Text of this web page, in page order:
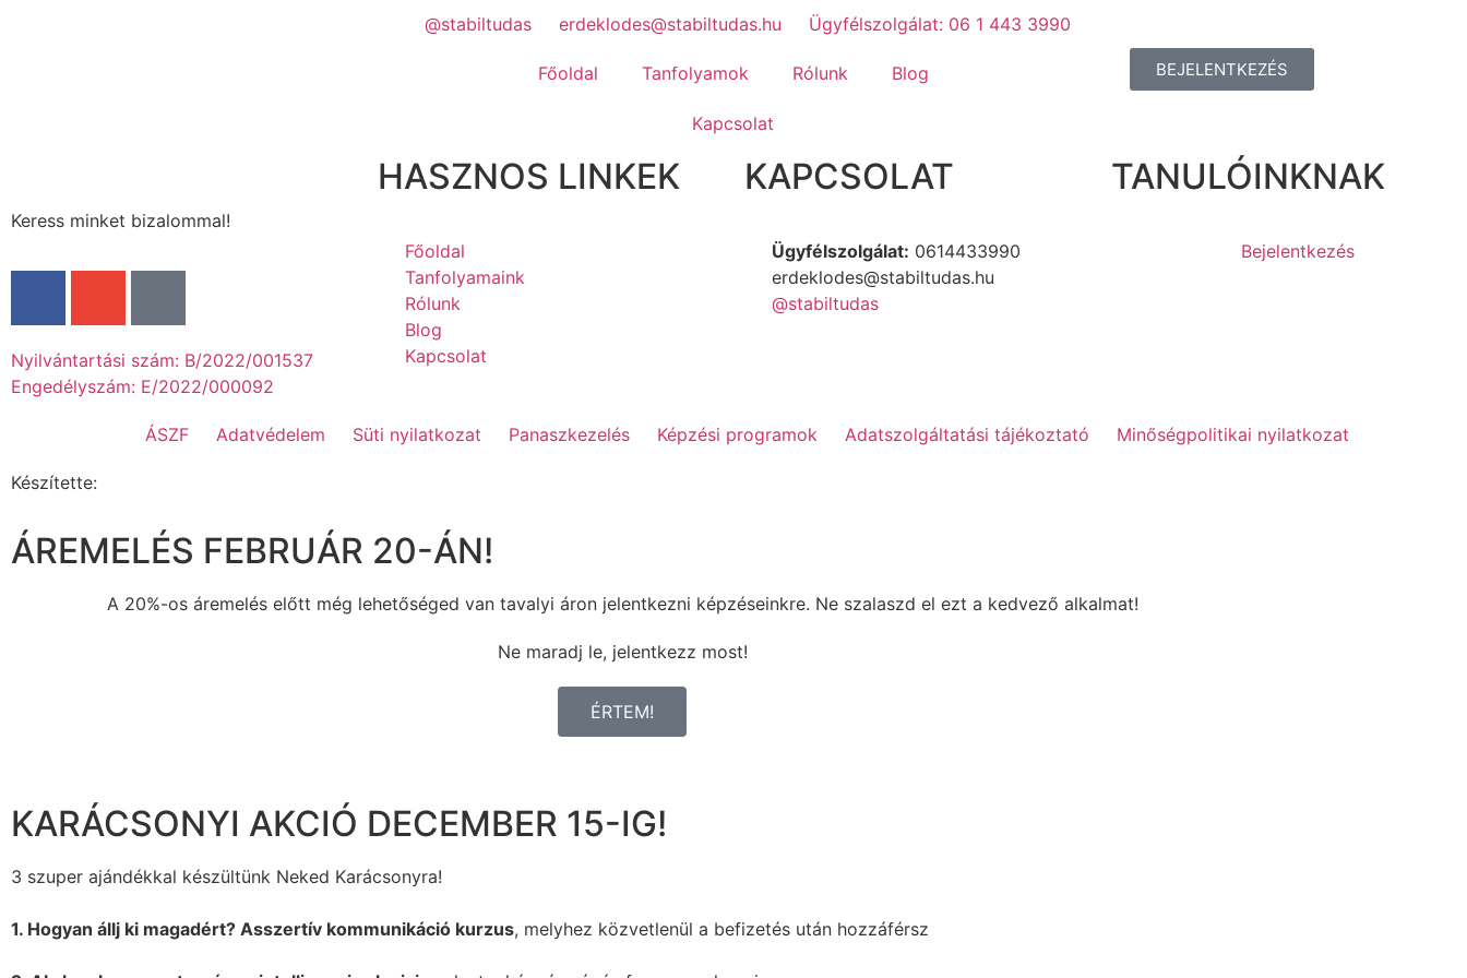
@stabiltudas erdeklodes@stabiltudas.hu Ügyfélszolgálat: 06 1 443 3990
Főoldal Tanfolyamok Rólunk Blog
Kapcsolat
BEJELENTKEZÉS
Keress minket bizalommal!
Nyilvántartási szám: B/2022/001537
Engedélyszám: E/2022/000092
HASZNOS LINKEK
Főoldal
Tanfolyamaink
Rólunk
Blog
Kapcsolat
KAPCSOLAT
Ügyfélszolgálat: 0614433990
erdeklodes@stabiltudas.hu
@stabiltudas
TANULÓINKNAK
Bejelentkezés
ÁSZF Adatvédelem Süti nyilatkozat Panaszkezelés Képzési programok Adatszolgáltatási tájékoztató Minőségpolitikai nyilatkozat
Készítette:
ÁREMELÉS FEBRUÁR 20-ÁN!
A 20%-os áremelés előtt még lehetőséged van tavalyi áron jelentkezni képzéseinkre. Ne szalaszd el ezt a kedvező alkalmat!
Ne maradj le, jelentkezz most!
ÉRTEM!
KARÁCSONYI AKCIÓ DECEMBER 15-IG!
3 szuper ajándékkal készültünk Neked Karácsonyra!
1. Hogyan állj ki magadért? Asszertív kommunikáció kurzus, melyhez közvetlenül a befizetés után hozzáférsz